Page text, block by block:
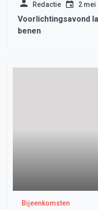
Redactie 2 mei
Voorlichtingsavond
benen
Bijeenkomsten